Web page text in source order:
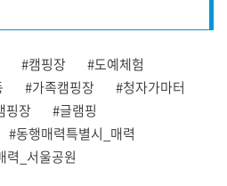
#캠핑장
#도예체험
#가족캠핑장
#청자가마터
핑장
#글램핑
#동행매력특별시_매력
력_서울공원